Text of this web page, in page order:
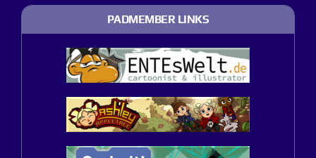
PADMEMBER LINKS